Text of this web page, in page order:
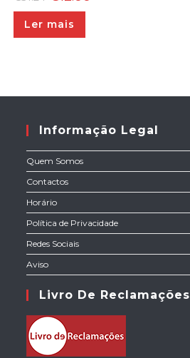
preço
original
era:
Ler mais
Informação Legal
Quem Somos
Contactos
Horário
Política de Privacidade
Redes Sociais
Aviso
Livro De Reclamações